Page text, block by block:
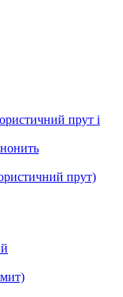
прут і
прут)